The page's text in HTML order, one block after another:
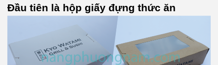
Đầu tiên là hộp giấy đựng thức ăn